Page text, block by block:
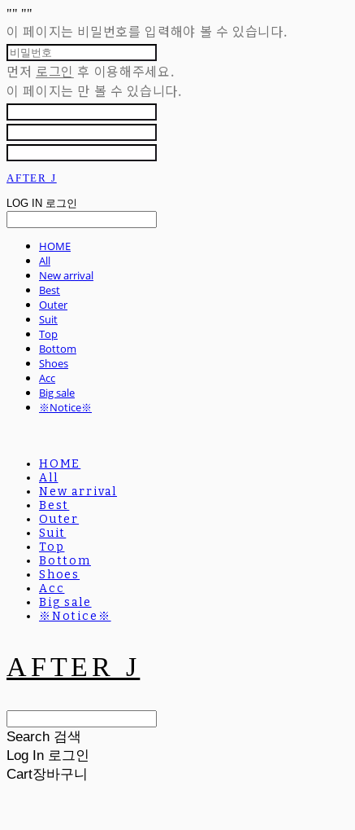
"" ""
이 페이지는 비밀번호를 입력해야 볼 수 있습니다.
먼저 로그인 후 이용해주세요.
이 페이지는 만 볼 수 있습니다.
AFTER J
LOG IN 로그인
HOME
All
New arrival
Best
Outer
Suit
Top
Bottom
Shoes
Acc
Big sale
※Notice※
HOME
All
New arrival
Best
Outer
Suit
Top
Bottom
Shoes
Acc
Big sale
※Notice※
AFTER J
Search 검색
Log In 로그인
Cart장바구니